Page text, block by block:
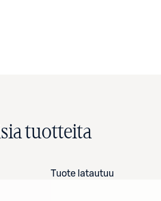
tuotteita
Tuote latautuu